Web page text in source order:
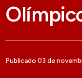
Publicado 03 de